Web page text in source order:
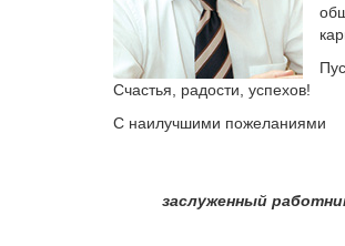
Счастья, радости, успехов!
С наилучшими пожеланиями
заслуженный